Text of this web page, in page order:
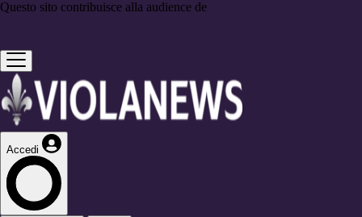
Questo sito contribuisce alla audience de
Accedi